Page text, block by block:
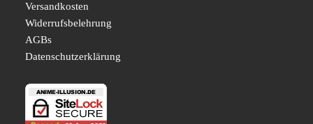
Versandkosten
Widerrufsbelehrung
AGBs
Datenschutzerklärung